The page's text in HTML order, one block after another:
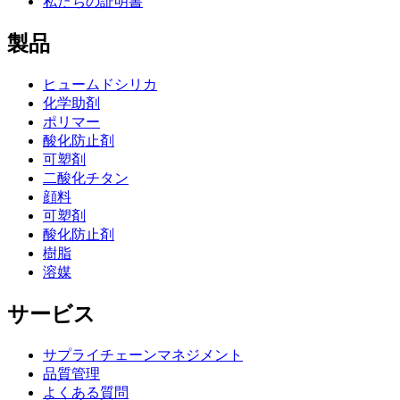
製品
ヒュームドシリカ
化学助剤
ポリマー
酸化防止剤
可塑剤
二酸化チタン
顔料
可塑剤
酸化防止剤
樹脂
溶媒
サービス
サプライチェーンマネジメント
品質管理
よくある質問